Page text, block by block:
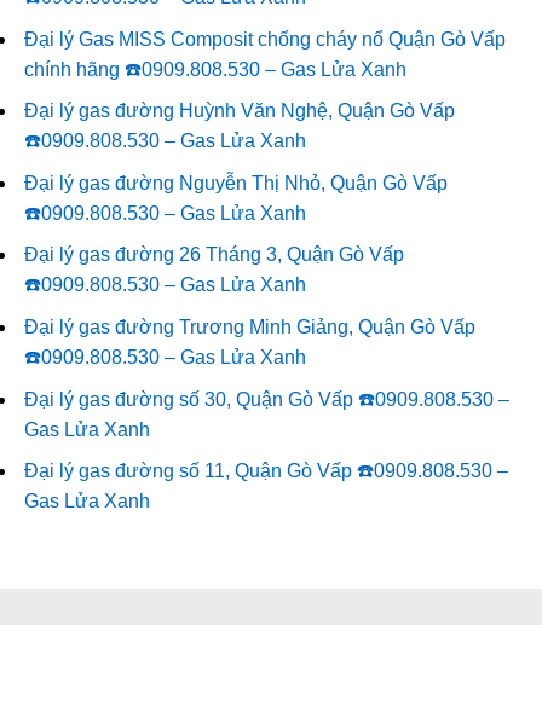
Đại lý Gas MISS Composit chống cháy nổ Quận Gò Vấp
chính hãng ☎️0909.808.530 – Gas Lửa Xanh
Đại lý gas đường Huỳnh Văn Nghệ, Quận Gò Vấp
☎️0909.808.530 – Gas Lửa Xanh
Đại lý gas đường Nguyễn Thị Nhỏ, Quận Gò Vấp
☎️0909.808.530 – Gas Lửa Xanh
Đại lý gas đường 26 Tháng 3, Quận Gò Vấp
☎️0909.808.530 – Gas Lửa Xanh
Đại lý gas đường Trương Minh Giảng, Quận Gò Vấp
☎️0909.808.530 – Gas Lửa Xanh
Đại lý gas đường số 30, Quận Gò Vấp ☎️0909.808.530 –
Gas Lửa Xanh
Đại lý gas đường số 11, Quận Gò Vấp ☎️0909.808.530 –
Gas Lửa Xanh